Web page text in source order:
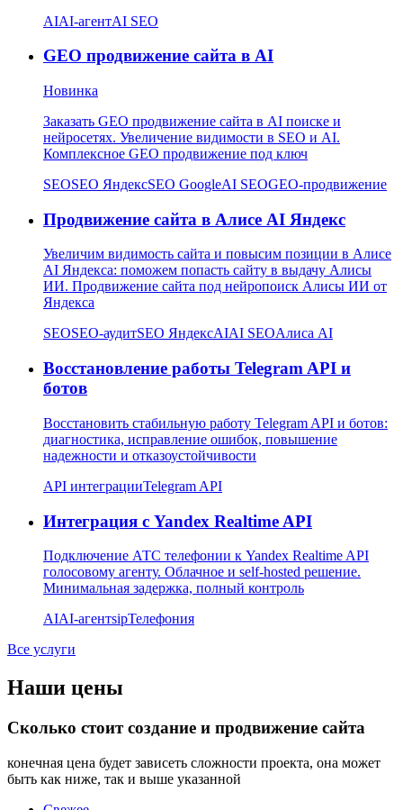
AIAI-агентAI SEO
GEO продвижение сайта в AI
Новинка
Заказать GEO продвижение сайта в AI поиске и
нейросетях. Увеличение видимости в SEO и AI.
Комплексное GEO продвижение под ключ
SEOSEO ЯндексSEO GoogleAI SEOGEO-продвижение
Продвижение сайта в Алисе AI Яндекс
Увеличим видимость сайта и повысим позиции в Алисе
AI Яндекса: поможем попасть сайту в выдачу Алисы
ИИ. Продвижение сайта под нейропоиск Алисы ИИ от
Яндекса
SEOSEO-аудитSEO ЯндексAIAI SEOАлиса AI
Восстановление работы Telegram API и
ботов
Восстановить стабильную работу Telegram API и ботов:
диагностика, исправление ошибок, повышение
надежности и отказоустойчивости
API интеграцииTelegram API
Интеграция с Yandex Realtime API
Подключение АТС телефонии к Yandex Realtime API
голосовому агенту. Облачное и self-hosted решение.
Минимальная задержка, полный контроль
AIAI-агентsipТелефония
Все услуги
Наши цены
Сколько стоит создание и продвижение сайта
конечная цена будет зависеть сложности проекта, она может
быть как ниже, так и выше указанной